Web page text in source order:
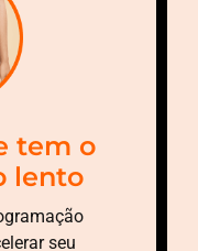
tem o
lento
seu